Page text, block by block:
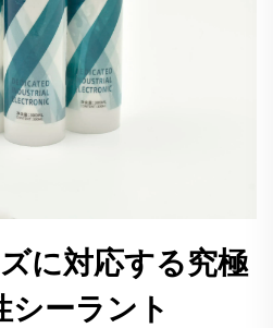
に対応する究極
シーラント